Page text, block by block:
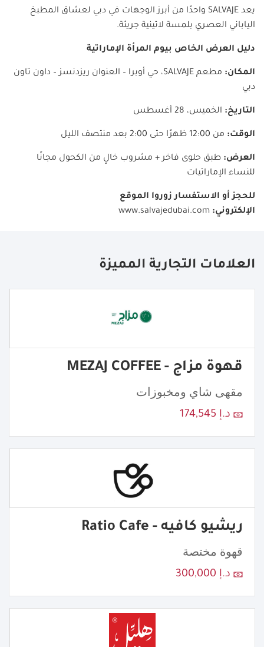
يعد
واحدًا من أبرز الوجهات في دبي لعشاق المطبخ
الياباني العصري بلمسة لاتينية جريئة.
دليل العرض الخاص بيوم المرأة الإماراتية
المكان: مطعم
، حي أوبرا – العنوان ريزدنسز – داون تاون
دبي
التاريخ: الخميس، 28 أغسطس
الوقت: من 12:00 ظهرًا حتى 2:00 بعد منتصف الليل
العرض: طبق حلوى فاخر + مشروب خالٍ من الكحول مجانًا
للنساء الإماراتيات
للحجز أو الاستفسار زوروا الموقع
الإلكتروني:
العلامات التجارية المميزة
قهوة مزاج - MEZAJ COFFEE
مقهى شاي ومخبوزات
د.إ 174,545
ريشيو كافيه - Ratio Cafe
قهوة مختصة
د.إ 300,000